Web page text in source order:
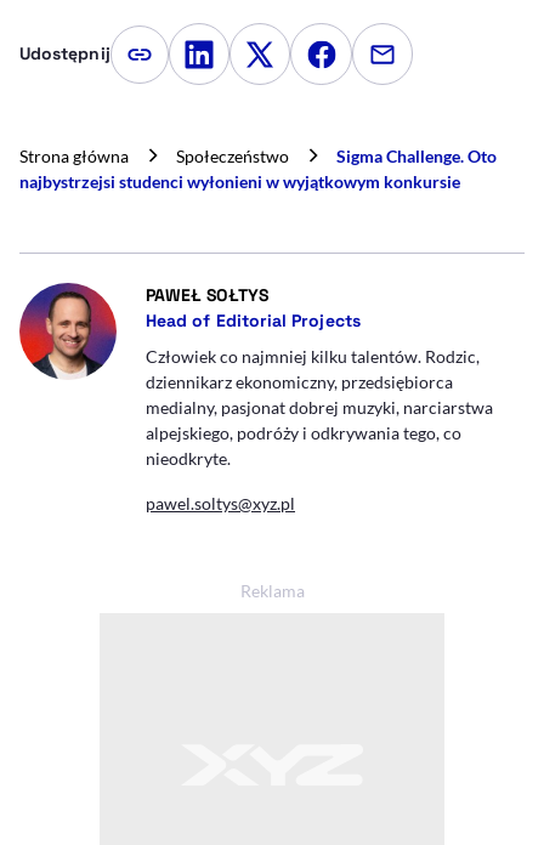
Udostępnij Kopiuj link artykułu
Udostępnij na LinkedIn
Udostępnij na Twitterze
Udostępnij na
Udostępnij
Strona główna Społeczeństwo
Sigma Challenge. Oto
najbystrzejsi studenci wyłonieni w wyjątkowym konkursie
PAWEŁ SOŁTYS- AUTOR ARTYKUŁU - PROFIL
Head of Editorial Projects
Człowiek co najmniej kilku talentów. Rodzic,
dziennikarz ekonomiczny, przedsiębiorca
medialny, pasjonat dobrej muzyki, narciarstwa
alpejskiego, podróży i odkrywania tego, co
nieodkryte.
pawel.soltys@xyz.pl